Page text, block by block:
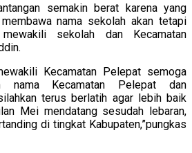
semakin berat karena yang
nama sekolah akan tetapi
sekolah dan Kecamatan
Kecamatan Pelepat semoga
nama Kecamatan Pelepat dan
terus berlatih agar lebih baik
Mei mendatang sesudah lebaran,
di tingkat Kabupaten,”pungkas